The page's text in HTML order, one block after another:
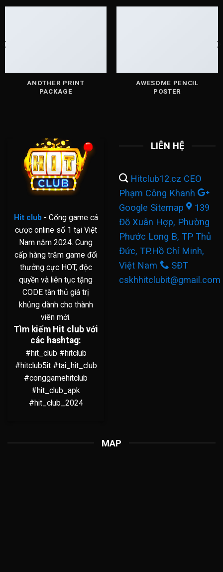
ANOTHER PRINT
PACKAGE
AWESOME PENCIL
POSTER
Hit club- Cổng game cá
cược online số 1 tại Việt
Nam năm 2024. Cung
cấp hàng trăm game đổi
thưởng cực HOT, độc
quyền và liên tục tặng
CODE tân thủ giá trị
khủng dành cho thành
viên mới.
Tìm kiếm Hit club với
các hashtag:
#hit_club #hitclub
#hitclub5it #tai_hit_club
#conggamehitclub
#hit_club_apk
#hit_club_2024
LIÊN HỆ
Hitclub12.cz CEO
Phạm Công Khanh
Google Sitemap
139
Đỗ Xuân Hợp, Phường
Phước Long B, TP Thủ
Đức, TP.Hồ Chí Minh,
Việt Nam
SĐT
cskhhitclubit@gmail.com
MAP